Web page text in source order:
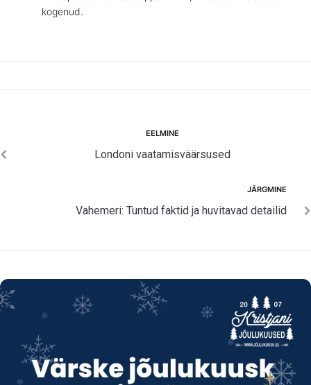
kogenud.
EELMINE
Londoni vaatamisväärsused
JÄRGMINE
Vahemeri: Tuntud faktid ja huvitavad detailid